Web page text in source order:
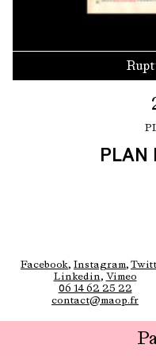
PLAN
Facebook, Instagram,
Linkedin, Vimeo
06 14 62 25 22
contact@maop.fr